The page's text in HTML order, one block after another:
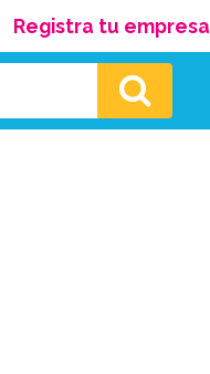
Registra tu empresa